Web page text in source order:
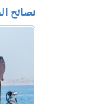
نصائح